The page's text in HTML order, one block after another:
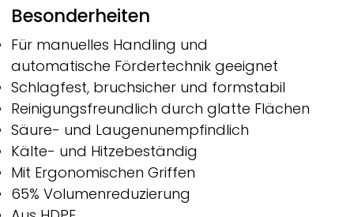
Besonderheiten
Für manuelles Handling und
automatische Fördertechnik geeignet
Schlagfest, bruchsicher und formstabil
Reinigungsfreundlich durch glatte Flächen
Säure- und Laugenunempfindlich
Kälte- und Hitzebeständig
Mit Ergonomischen Griffen
65% Volumenreduzierung